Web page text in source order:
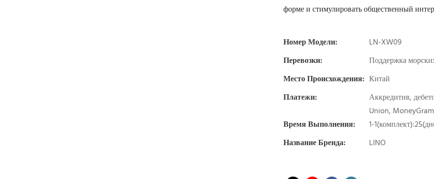
форме и стимулировать общественный
Номер Модели:
LN-XW09
Перевозки:
Поддержка
Место Происхождения: Китай
Платежи:
Аккредитив,
Union,
Время Выполнения:
1-
Название Бренда:
LINO